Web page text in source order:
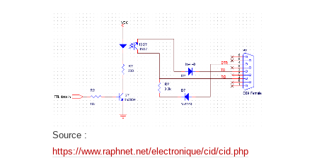
Source :
https://www.raphnet.net/electronique/cid/cid.php